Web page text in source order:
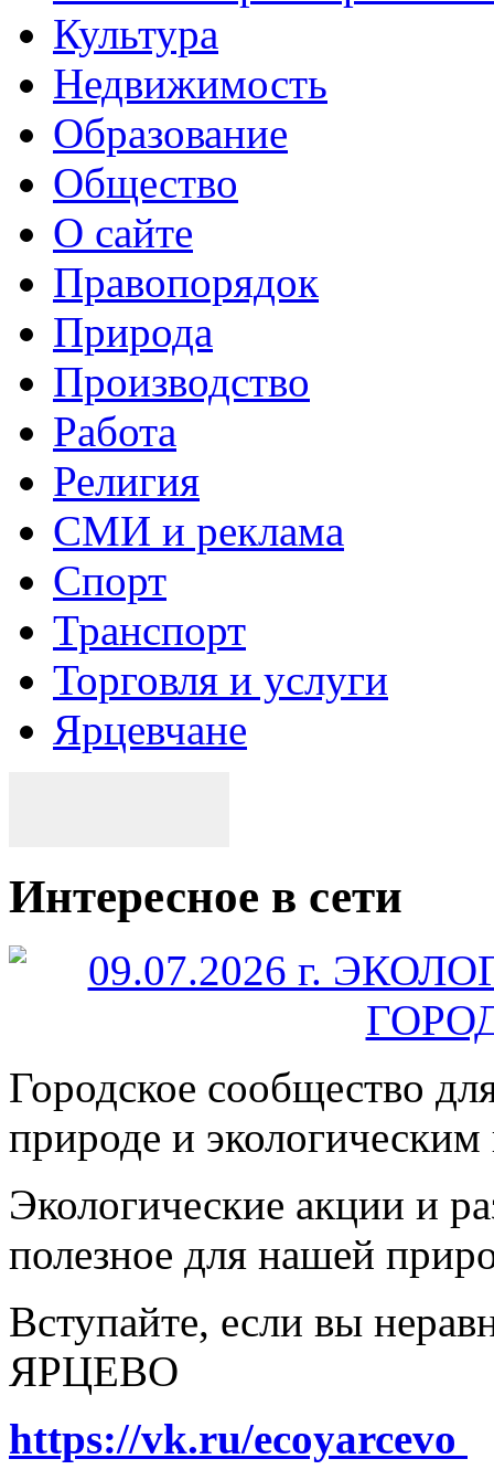
Культура
Недвижимость
Образование
Общество
О сайте
Правопорядок
Природа
Производство
Работа
Религия
СМИ и реклама
Спорт
Транспорт
Торговля и услуги
Ярцевчане
Интересное в сети
Городское сообщество
природе и
Экологические акции и
полезное для нашей
Вступайте, если вы
ЯРЦЕВО
https://vk.ru/ecoyarcevo